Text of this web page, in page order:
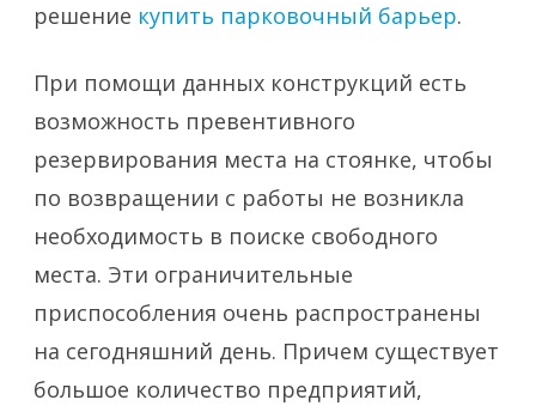
решение купить парковочный барьер.
При помощи данных конструкций есть
возможность превентивного
резервирования места на стоянке, чтобы
по возвращении с работы не возникла
необходимость в поиске свободного
места. Эти ограничительные
приспособления очень распространены
на сегодняшний день. Причем существует
большое количество предприятий,